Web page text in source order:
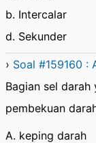
b. Intercalar
d. Sekunder
› Soal #159160 :
Bagian sel
pembekuan
A. keping darah